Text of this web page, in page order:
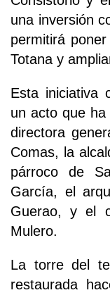
una inversión
permitirá
Totana y
Esta iniciativa
un acto que
directora
Comas, la
párroco de
García, el
Guerao, y el
Mulero.
La torre del
restaurada